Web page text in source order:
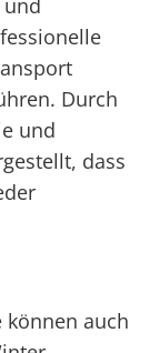
Durch
und
dass
können auch